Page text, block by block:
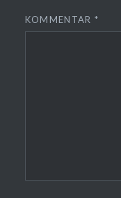
KOMMENTAR *